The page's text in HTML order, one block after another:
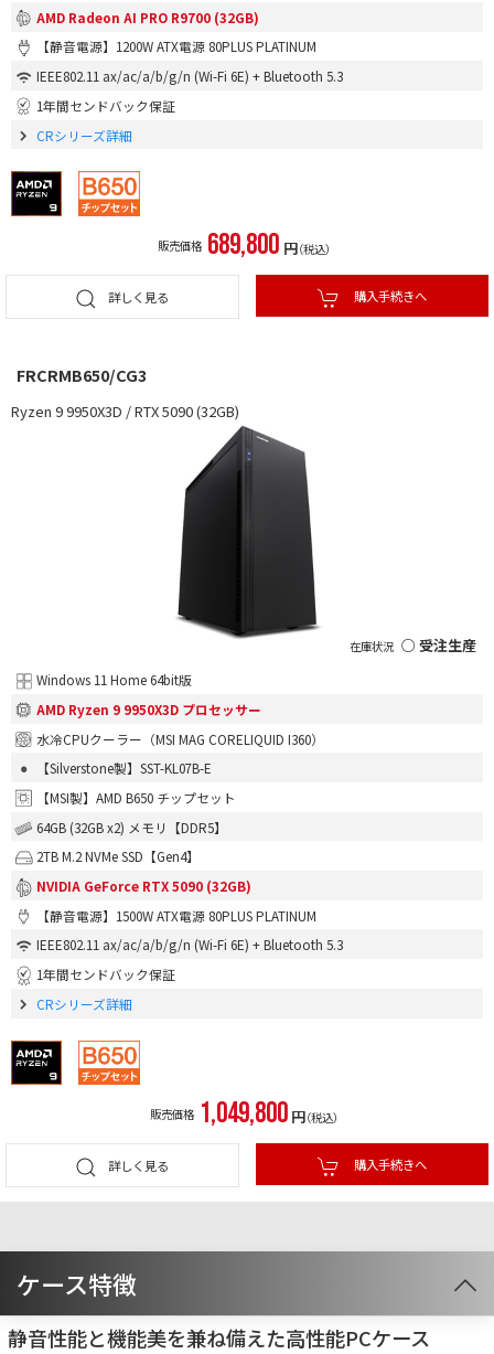
AMD Radeon AI PRO R9700 (32GB)
【静音電源】1200W ATX電源 80PLUS PLATINUM
IEEE802.11 ax/ac/a/b/g/n (Wi-Fi 6E) + Bluetooth 5.3
1年間センドバック保証
CRシリーズ詳細
販売価格 689,800 円（税込）
詳しく見る 購入手続きへ
FRCRMB650/CG3
Ryzen 9 9950X3D / RTX 5090 (32GB)
○ 受注生産
Windows 11 Home 64bit版
AMD Ryzen 9 9950X3D プロセッサー
水冷CPUクーラー（MSI MAG CORELIQUID I360）
【Silverstone製】SST-KL07B-E
【MSI製】AMD B650 チップセット
64GB (32GB x2) メモリ【DDR5】
2TB M.2 NVMe SSD【Gen4】
NVIDIA GeForce RTX 5090 (32GB)
【静音電源】1500W ATX電源 80PLUS PLATINUM
IEEE802.11 ax/ac/a/b/g/n (Wi-Fi 6E) + Bluetooth 5.3
1年間センドバック保証
CRシリーズ詳細
販売価格 1,049,800 円（税込）
詳しく見る 購入手続きへ
ケース特徴
静音性能と機能美を兼ね備えた高性能PCケース